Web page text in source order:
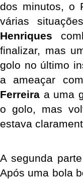
dos minutos, o
várias
Henriques
finalizar, mas
golo no último
a ameaçar
Ferreira a uma
o golo, mas
estava
A segunda
Após uma bola